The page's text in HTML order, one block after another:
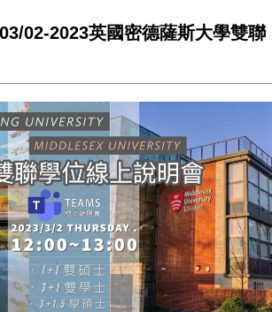
02-2023英國密德薩斯大學雙聯